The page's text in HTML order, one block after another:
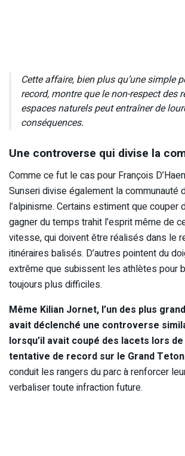
Cette affaire, bien plus qu’une simple
record, montre que le non-respect des
espaces naturels peut entraîner de
conséquences.
Une controverse qui divise la
Comme ce fut le cas pour François
Sunseri divise également la communauté
l’alpinisme. Certains estiment que couper
gagner du temps trahit l’esprit même de
vitesse, qui doivent être réalisés dans le
itinéraires balisés. D’autres pointent du
extrême que subissent les athlètes pour
toujours plus difficiles.
Même Kilian Jornet, l’un des plus
avait déclenché une controverse
lorsqu’il avait coupé des lacets lors
tentative de record sur le Grand Teton
conduit les rangers du parc à renforcer
verbaliser toute infraction future.